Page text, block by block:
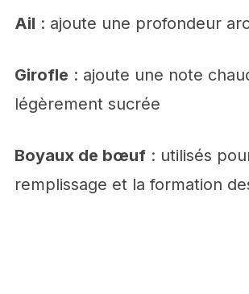
Ail : ajoute une profondeur
Girofle : ajoute une note
légèrement sucrée
Boyaux de bœuf: utilisés
remplissage et la formation